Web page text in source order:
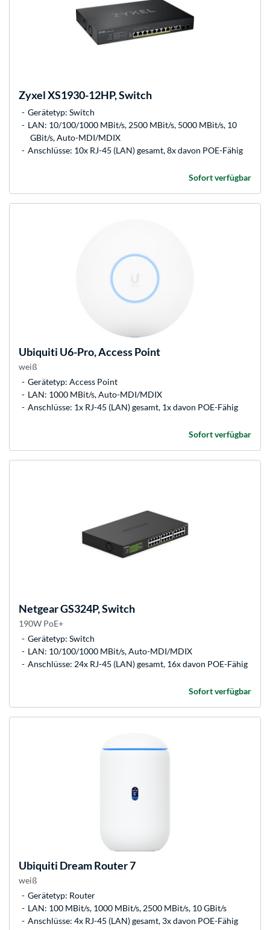
ZyxelXS1930-12HP, Switch
Gerätetyp: Switch
LAN: 10/100/1000 MBit/s, 2500 MBit/s, 5000 MBit/s, 10
GBit/s, Auto-MDI/MDIX
Anschlüsse: 10x RJ-45 (LAN) gesamt, 8x davon POE-Fähig
Sofort verfügbar
Ubiquiti U6-Pro, Access Point
weiß
Gerätetyp: Access Point
LAN: 1000 MBit/s, Auto-MDI/MDIX
Anschlüsse: 1x RJ-45 (LAN) gesamt, 1x davon POE-Fähig
Sofort verfügbar
NetgearGS324P, Switch
190W PoE+
Gerätetyp: Switch
LAN: 10/100/1000 MBit/s, Auto-MDI/MDIX
Anschlüsse: 24x RJ-45 (LAN) gesamt, 16x davon POE-Fähig
Sofort verfügbar
Ubiquiti Dream Router 7
weiß
Gerätetyp: Router
LAN: 100 MBit/s, 1000 MBit/s, 2500 MBit/s, 10 GBit/s
Anschlüsse: 4x RJ-45 (LAN) gesamt, 3x davon POE-Fähig